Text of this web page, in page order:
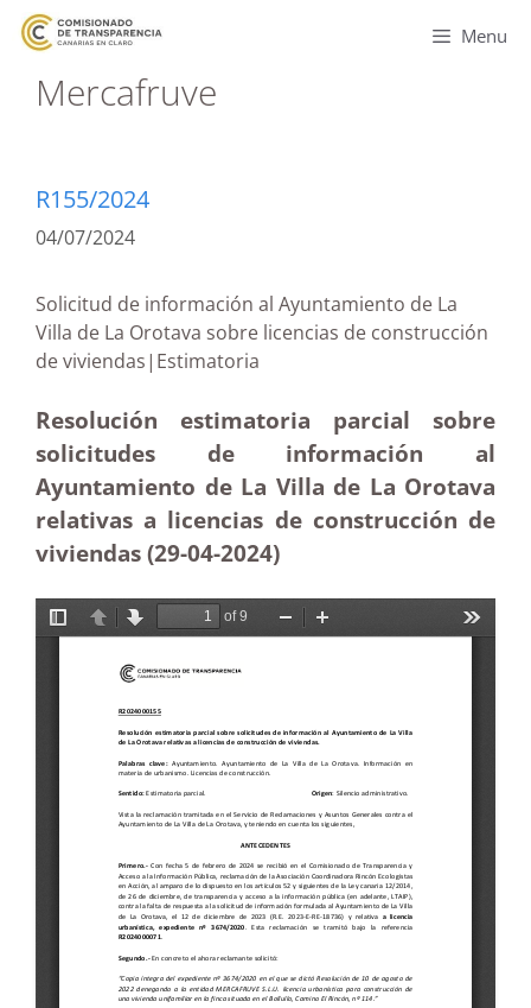
Menu
Mercafruve
R155/2024
04/07/2024
Solicitud de información al Ayuntamiento de La
Villa de La Orotava sobre licencias de construcción
de viviendas|Estimatoria
Resolución estimatoria parcial sobre
solicitudes de información al
Ayuntamiento de La Villa de La Orotava
relativas a licencias de construcción de
viviendas (29-04-2024)